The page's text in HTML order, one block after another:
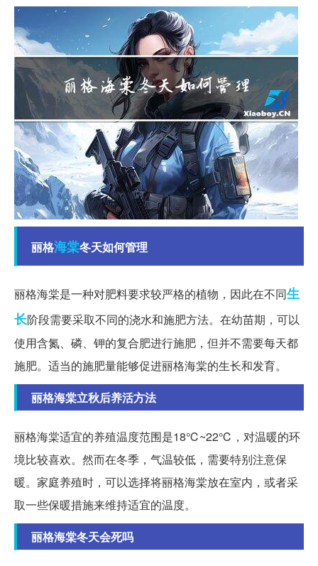
丽格海棠冬天如何管理
丽格海棠是一种对肥料要求较严格的植物，因此在不同生
长阶段需要采取不同的浇水和施肥方法。在幼苗期，可以
使用含氮、磷、钾的复合肥进行施肥，但并不需要每天都
施肥。适当的施肥量能够促进丽格海棠的生长和发育。
丽格海棠立秋后养活方法
丽格海棠适宜的养殖温度范围是18℃~22℃，对温暖的环
境比较喜欢。然而在冬季，气温较低，需要特别注意保
暖。家庭养殖时，可以选择将丽格海棠放在室内，或者采
取一些保暖措施来维持适宜的温度。
丽格海棠冬天会死吗